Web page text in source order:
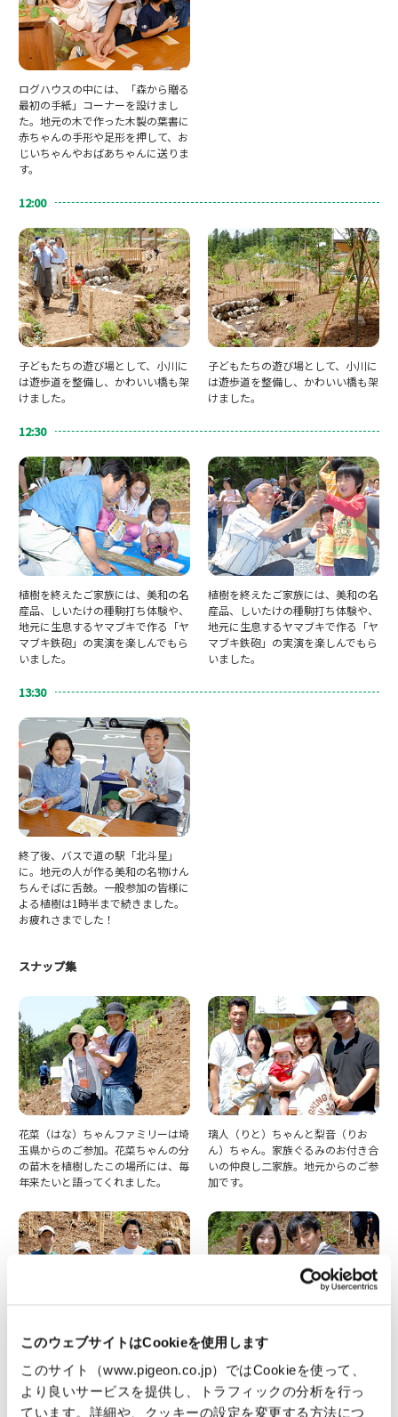
このウェブサイトはCookieを使用します
このサイト（www.pigeon.co.jp）ではCookieを使って、
より良いサービスを提供し、トラフィックの分析を行っ
ています。詳細や、クッキーの設定を変更する方法につ
ログハウスの中には、「森から贈る
最初の手紙」コーナーを設けまし
た。地元の木で作った木製の葉書に
赤ちゃんの手形や足形を押して、お
じいちゃんやおばあちゃんに送りま
す。
12:00
子どもたちの遊び場として、小川に
は遊歩道を整備し、かわいい橋も架
けました。
子どもたちの遊び場として、小川に
は遊歩道を整備し、かわいい橋も架
けました。
12:30
植樹を終えたご家族には、美和の名
産品、しいたけの種駒打ち体験や、
地元に生息するヤマブキで作る「ヤ
マブキ鉄砲」の実演を楽しんでもら
いました。
植樹を終えたご家族には、美和の名
産品、しいたけの種駒打ち体験や、
地元に生息するヤマブキで作る「ヤ
マブキ鉄砲」の実演を楽しんでもら
いました。
13:30
終了後、バスで道の駅「北斗星」
に。地元の人が作る美和の名物けん
ちんそばに舌鼓。一般参加の皆様に
よる植樹は1時半まで続きました。
お疲れさまでした！
スナップ集
花菜（はな）ちゃんファミリーは埼
玉県からのご参加。花菜ちゃんの分
の苗木を植樹したこの場所には、毎
年来たいと語ってくれました。
璃人（りと）ちゃんと梨音（りお
ん）ちゃん。家族ぐるみのお付き合
いの仲良し二家族。地元からのご参
加です。
環境の良い美和で子育てができて良
かったと語るこちらはご近所さん同
士。美和の人たちの間では、育樹キ
ャンペーンは有名と話してくれまし
た。右が大夢（ひろむ）ちゃん、左
茨城県からご参加の光（ひかる）ち
ゃんファミリー。光ちゃんには、自
然と触れ合いながら育ってほしいと
願っています。